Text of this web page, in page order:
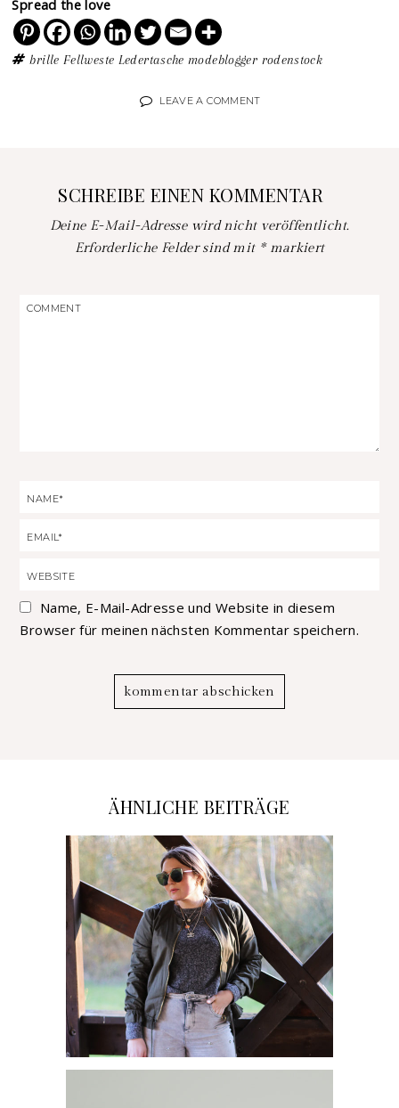
Spread the love
brille Fellweste Ledertasche modeblogger rodenstock
LEAVE A COMMENT
SCHREIBE EINEN KOMMENTAR
Deine E-Mail-Adresse wird nicht veröffentlicht.
Erforderliche Felder sind mit *markiert
Name, E-Mail-Adresse und Website in diesem
Browser für meinen nächsten Kommentar speichern.
ÄHNLICHE BEITRÄGE